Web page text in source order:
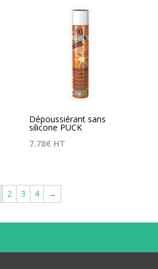
Dépoussiérant sans
silicone PUCK
7.78€ HT
2 3 4 →